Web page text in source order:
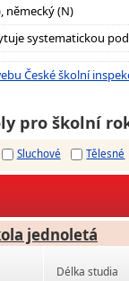
německý (N)
systematickou
České školní
pro školní
Sluchové Tělesné
jednoletá
Délka studia